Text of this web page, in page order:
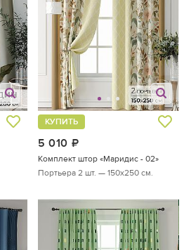
5 010
КУПИТЬ
Комплект штор «Маридис - 02»
Портьера 2 шт. — 150х250 см.